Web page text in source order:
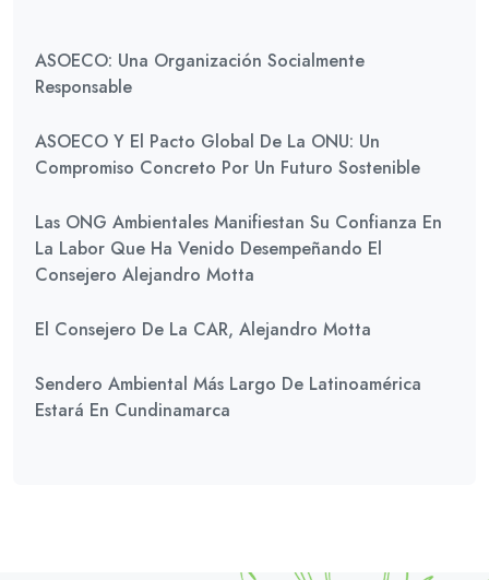
ASOECO: Una Organización Socialmente
Responsable
ASOECO Y El Pacto Global De La ONU: Un
Compromiso Concreto Por Un Futuro Sostenible
Las ONG Ambientales Manifiestan Su Confianza En
La Labor Que Ha Venido Desempeñando El
Consejero Alejandro Motta
El Consejero De La CAR, Alejandro Motta
Sendero Ambiental Más Largo De Latinoamérica
Estará En Cundinamarca